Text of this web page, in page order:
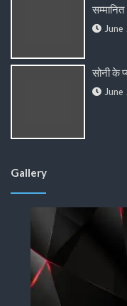
सम्मानित
June
सोनी के
June
Gallery